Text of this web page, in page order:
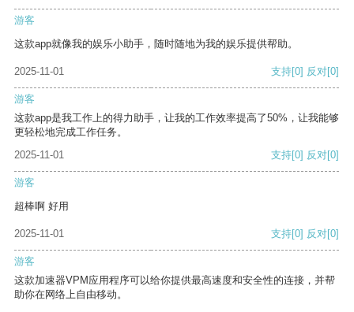
游客
这款app就像我的娱乐小助手，随时随地为我的娱乐提供帮助。
2025-11-01 支持[0] 反对[0]
游客
这款app是我工作上的得力助手，让我的工作效率提高了50%，让我能够
更轻松地完成工作任务。
2025-11-01
支持[0] 反对[0]
游客
超棒啊 好用
2025-11-01 支持[0] 反对[0]
游客
这款加速器VPM应用程序可以给你提供最高速度和安全性的连接，并帮
助你在网络上自由移动。